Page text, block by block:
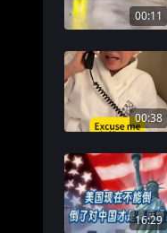
00:11
00:38
16:29